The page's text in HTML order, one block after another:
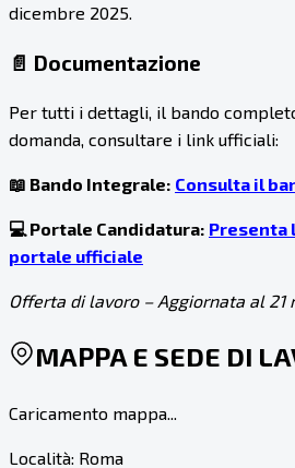
dicembre 2025.
📄 Documentazione
Per tutti i dettagli, il bando
domanda, consultare i link ufficiali:
📖 Bando Integrale: Consulta il
💻 Portale Candidatura: Presenta
portale ufficiale
Offerta di lavoro – Aggiornata al 21
MAPPA E SEDE DI
Caricamento mappa...
Località: Roma